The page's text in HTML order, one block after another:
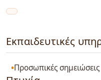
Εκπαιδευτικές
Προσωπικές σημειώσεις